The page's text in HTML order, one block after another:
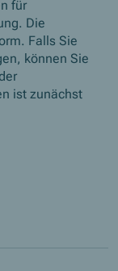
für
Die
Falls Sie
können Sie
ist zunächst